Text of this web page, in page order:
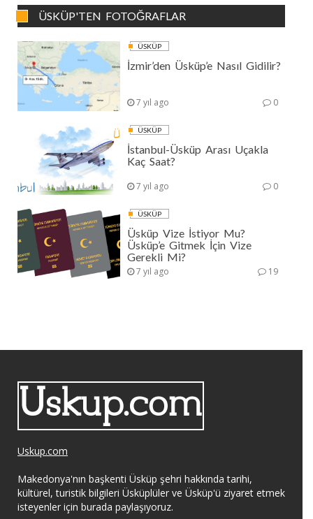
ÜSKÜP'TEN FOTOĞRAFLAR
ÜSKÜP
İzmir’den Üsküp’e Nasıl Gidilir?
7 yıl ago 0
ÜSKÜP
İstanbul-Üsküp Arası Uçakla
Kaç Saat?
7 yıl ago 0
ÜSKÜP
Üsküp Vize İstiyor Mu?
Üsküp’e Gitmek İçin Vize
Gerekli Mi?
7 yıl ago 19
Uskup.com
Makedonya'nın başkenti Üsküp şehri hakkında tarihi,
kültürel, turistik bilgileri Üsküplüler ve Üsküp'ü ziyaret etmek
isteyenler için burada paylaşıyoruz.